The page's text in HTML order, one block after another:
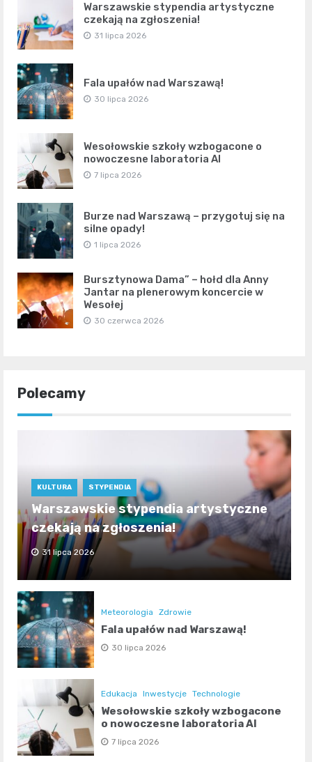
Warszawskie stypendia artystyczne
czekają na zgłoszenia!
31 lipca 2026
Fala upałów nad Warszawą!
30 lipca 2026
Wesołowskie szkoły wzbogacone o
nowoczesne laboratoria AI
7 lipca 2026
Burze nad Warszawą – przygotuj się na
silne opady!
1 lipca 2026
Bursztynowa Dama” – hołd dla Anny
Jantar na plenerowym koncercie w
Wesołej
30 czerwca 2026
Polecamy
KULTURA STYPENDIA
Warszawskie stypendia artystyczne
czekają na zgłoszenia!
31 lipca 2026
Meteorologia Zdrowie
Fala upałów nad Warszawą!
30 lipca 2026
Edukacja Inwestycje Technologie
Wesołowskie szkoły wzbogacone
o nowoczesne laboratoria AI
7 lipca 2026